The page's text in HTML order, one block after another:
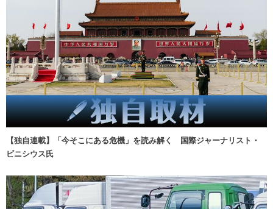
【独自連載】「今そこにある危機」を読み解く 国際ジャーナリスト・
ビニシウス氏